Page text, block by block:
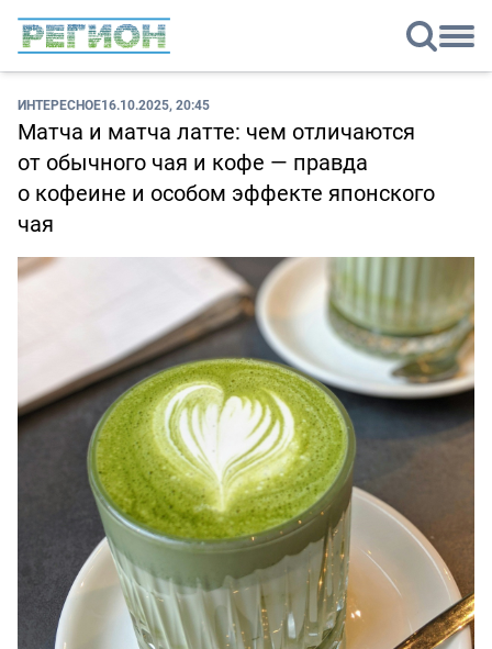
ИНТЕРЕСНОЕ16.10.2025, 20:45
Матча и матча латте: чем отличаются
от обычного чая и кофе — правда
о кофеине и особом эффекте японского
чая